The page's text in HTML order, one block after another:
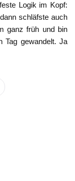
Logik im Kopf:
schläfste auch
ganz früh und bin
Tag gewandelt. Ja